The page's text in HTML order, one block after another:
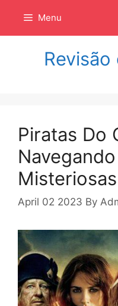
isi
Menu
Piratas Do
April 02 2023 By